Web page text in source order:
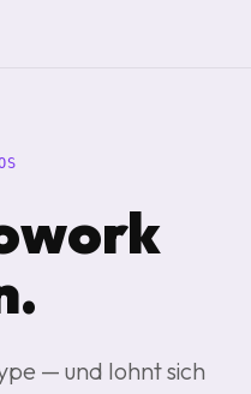
— und lohnt sich